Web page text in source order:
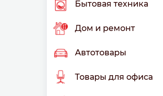
Бытовая техника
Дом и ремонт
Автотовары
Товары для офиса